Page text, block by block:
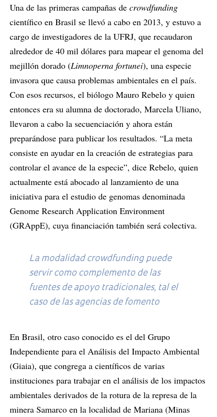
Una de las primeras campañas de crowdfunding
científico en Brasil se llevó a cabo en 2013, y estuvo a
cargo de investigadores de la UFRJ, que recaudaron
alrededor de 40 mil dólares para mapear el genoma del
mejillón dorado (Limnoperna fortunei), una especie
invasora que causa problemas ambientales en el país.
Con esos recursos, el biólogo Mauro Rebelo y quien
entonces era su alumna de doctorado, Marcela Uliano,
llevaron a cabo la secuenciación y ahora están
preparándose para publicar los resultados. “La meta
consiste en ayudar en la creación de estrategias para
controlar el avance de la especie”, dice Rebelo, quien
actualmente está abocado al lanzamiento de una
iniciativa para el estudio de genomas denominada
Genome Research Application Environment
(GRAppE), cuya financiación también será colectiva.
La modalidad crowdfundingpuede
servir como complemento de las
fuentes de apoyo tradicionales, tal el
caso de las agencias de fomento
En Brasil, otro caso conocido es el del Grupo
Independiente para el Análisis del Impacto Ambiental
(Giaia), que congrega a científicos de varias
instituciones para trabajar en el análisis de los impactos
ambientales derivados de la rotura de la represa de la
minera Samarco en la localidad de Mariana (Minas